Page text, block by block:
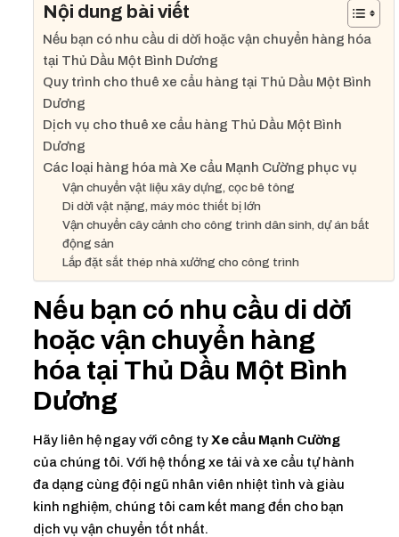
Nội dung bài viết
Nếu bạn có nhu cầu di dời hoặc vận chuyển hàng hóa
tại Thủ Dầu Một Bình Dương
Quy trình cho thuê xe cẩu hàng tại Thủ Dầu Một Bình
Dương
Dịch vụ cho thuê xe cẩu hàng Thủ Dầu Một Bình
Dương
Các loại hàng hóa mà Xe cẩu Mạnh Cường phục vụ
Vận chuyển vật liệu xây dựng, cọc bê tông
Di dời vật nặng, máy móc thiết bị lớn
Vận chuyển cây cảnh cho công trình dân sinh, dự án bất
động sản
Lắp đặt sắt thép nhà xưởng cho công trình
Nếu bạn có nhu cầu di dời
hoặc vận chuyển hàng
hóa tại Thủ Dầu Một Bình
Dương
Hãy liên hệ ngay với công tyXe cẩu Mạnh Cường
của chúng tôi. Với hệ thống xe tải và xe cẩu tự hành
đa dạng cùng đội ngũ nhân viên nhiệt tình và giàu
kinh nghiệm, chúng tôi cam kết mang đến cho bạn
dịch vụ vận chuyển tốt nhất.